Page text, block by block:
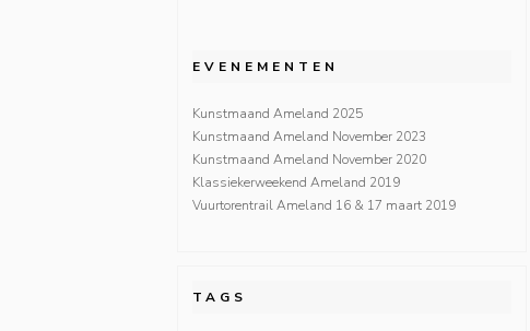
EVENEMENTEN
Kunstmaand Ameland 2025
Kunstmaand Ameland November 2023
Kunstmaand Ameland November 2020
Klassiekerweekend Ameland 2019
Vuurtorentrail Ameland 16 & 17 maart 2019
TAGS